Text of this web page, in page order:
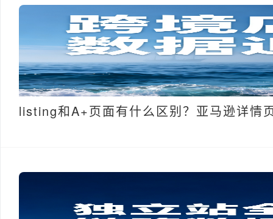
listing和A+页面有什么区别？亚马逊详情